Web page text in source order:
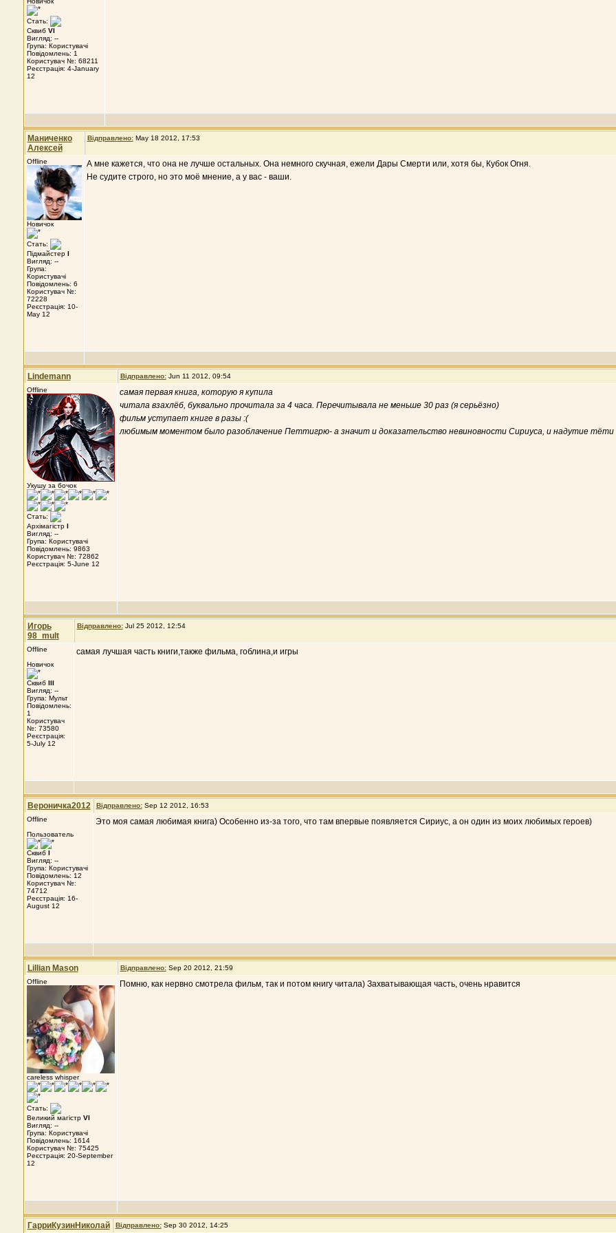
Стать:
Сквиб VI
Вигляд: --
Група: Користувачі
Повідомлень: 1
Користувач №: 68211
Реєстрація: 4-January
12
Маниченко
Алексей
Відправлено: May 18 2012, 17:53
Offline
Новичок
Стать:
Підмайстер I
Вигляд: --
Група:
Користувачі
Повідомлень: 6
Користувач №:
72228
Реєстрація: 10-
May 12
А мне кажется, что она не лучше остальных. Она немного скучная, ежели Дары Смерти или, хотя бы, Кубок Огня.
Не судите строго, но это моё мнение, а у вас - ваши.
Lindemann Відправлено: Jun 11 2012, 09:54
Offline
Укушу за бочок
Стать:
Архімагістр I
Вигляд: --
Група: Користувачі
Повідомлень: 9863
Користувач №: 72862
Реєстрація: 5-June 12
самая первая книга, которую я купила
читала взахлёб, буквально прочитала за 4 часа. Перечитывала не меньше 30 раз (я серьёзно)
фильм уступает книге в разы :(
любимым моментом было разоблачение Петтигрю- а значит и доказательство невиновности Сириуса, и надутие
Игорь
98_mult
Відправлено: Jul 25 2012, 12:54
Offline
Новичок
Сквиб III
Вигляд: --
Група: Мульт
Повідомлень:
1
Користувач
№: 73580
Реєстрація:
5-July 12
самая лучшая часть книги,также фильма, гоблина,и игры
Вероничка2012 Відправлено: Sep 12 2012, 16:53
Offline
Пользователь
Сквиб I
Вигляд: --
Група: Користувачі
Повідомлень: 12
Користувач №:
74712
Реєстрація: 16-
August 12
Это моя самая любимая книга) Особенно из-за того, что там впервые появляется Сириус, а он один из моих любимых героев)
Lillian Mason Відправлено: Sep 20 2012, 21:59
Offline
careless whisper
Стать:
Великий магістр VI
Вигляд: --
Група: Користувачі
Повідомлень: 1614
Користувач №: 75425
Реєстрація: 20-September
12
Помню, как нервно смотрела фильм, так и потом книгу читала) Захватывающая часть, очень нравится
ГарриКузинНиколай Відправлено: Sep 30 2012, 14:25